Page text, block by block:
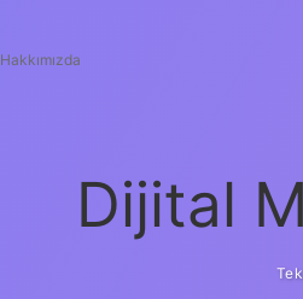
Hakkımızda
Dijital